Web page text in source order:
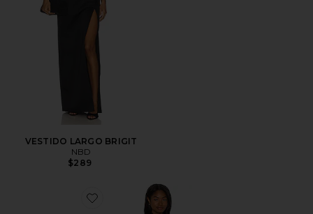
VESTIDO LARGO BRIGIT
NBD
$289
Favorite VESTIDO LARGO ZAHARA